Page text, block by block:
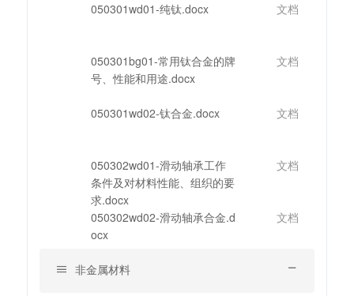
050301wd01-纯钛.docx 文档
050301bg01-常用钛合金的牌
号、性能和用途.docx
文档
050301wd02-钛合金.docx 文档
050302wd01-滑动轴承工作
条件及对材料性能、组织的要
求.docx
文档
050302wd02-滑动轴承合金.d
ocx
文档
非金属材料